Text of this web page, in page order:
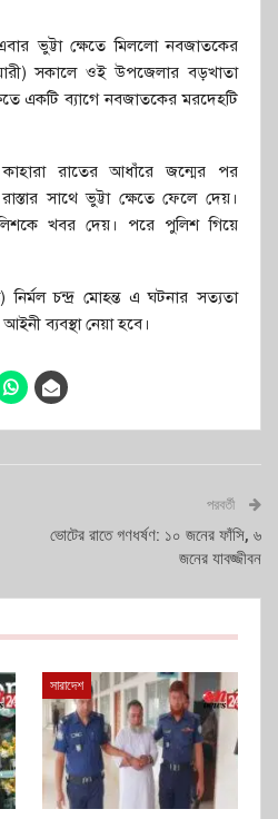
এবার ভুট্টা ক্ষেতে মিললো নবজাতকের
সকালে ওই উপজেলার বড়খাতা
একটি ব্যাগে নবজাতকের মরদেহটি
রাতের আধাঁরে জন্মের পর
সাথে ভুট্টা ক্ষেতে ফেলে দেয়।
খবর দেয়। পরে পুলিশ গিয়ে
নির্মল চন্দ্র মোহন্ত এ ঘটনার সত্যতা
ব্যবস্থা নেয়া হবে।
পরবর্তী
ভোটের রাতে গণধর্ষণ: ১০ জনের ফাঁসি, ৬
জনের যাবজ্জীবন
সারাদেশ